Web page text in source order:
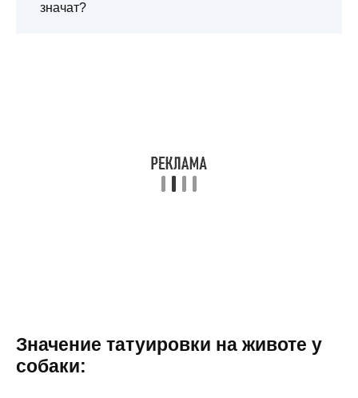
значат?
Значение татуировки на животе у
собаки: